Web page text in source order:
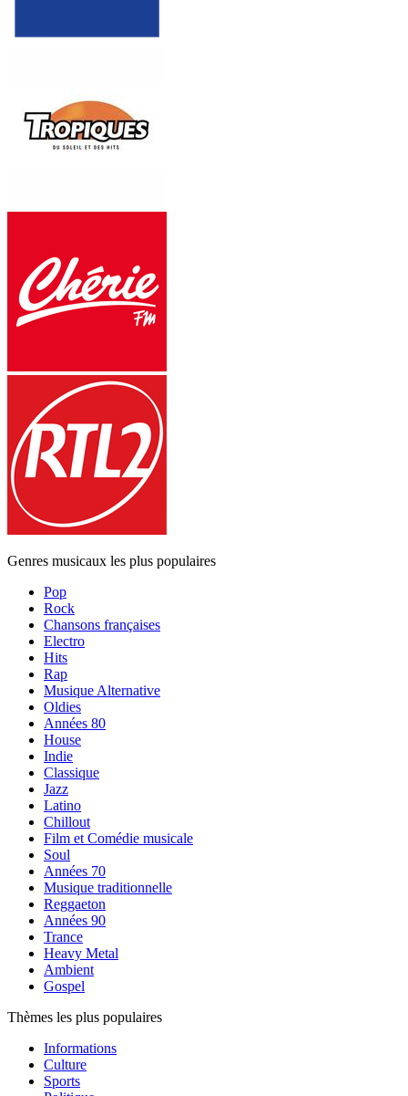
Genres musicaux les plus populaires
Pop
Rock
Chansons françaises
Electro
Hits
Rap
Musique Alternative
Oldies
Années 80
House
Indie
Classique
Jazz
Latino
Chillout
Film et Comédie musicale
Soul
Années 70
Musique traditionnelle
Reggaeton
Années 90
Trance
Heavy Metal
Ambient
Gospel
Thèmes les plus populaires
Informations
Culture
Sports